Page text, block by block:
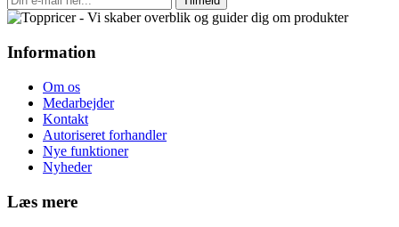
Information
Om os
Medarbejder
Kontakt
Autoriseret forhandler
Nye funktioner
Nyheder
Læs mere